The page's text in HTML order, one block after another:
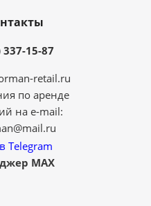
337-15-87
retail.ru
по аренде
на e-mail:
Telegram
MAX